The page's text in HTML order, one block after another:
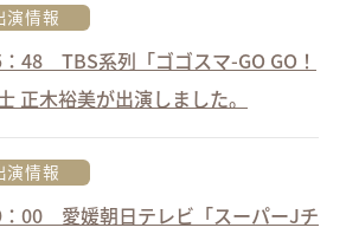
演情報
48 TBS系列「ゴゴスマ-GO GO！
正木裕美が出演しました。
演情報
00 愛媛朝日テレビ「スーパーJチ